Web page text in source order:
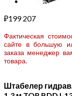
₽199 207
Фактическая
сайте в большую
заказа менеджер
товара.
Штабелер